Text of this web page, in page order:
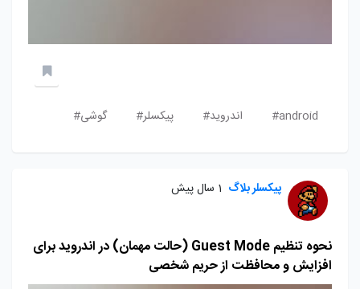
android# اندروید# پیکسلر# گوشی#
پیکسلر بلاگ 1 سال پیش
نحوه تنظیم Guest Mode (حالت مهمان) در اندروید برای
افزایش و محافظت از حریم شخصی